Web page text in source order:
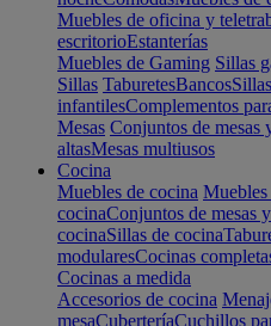
Muebles de oficina y
escritorioEstanterías
Muebles de Gaming Sillas
Sillas TaburetesBancos
infantilesComplementos
Mesas Conjuntos de mesas
altasMesas multiusos
Cocina
Muebles de cocina
cocinaConjuntos de mesas
cocinaSillas de cocina
modularesCocinas
Cocinas a medida
Accesorios de cocina
mesaCuberteríaCuchillos